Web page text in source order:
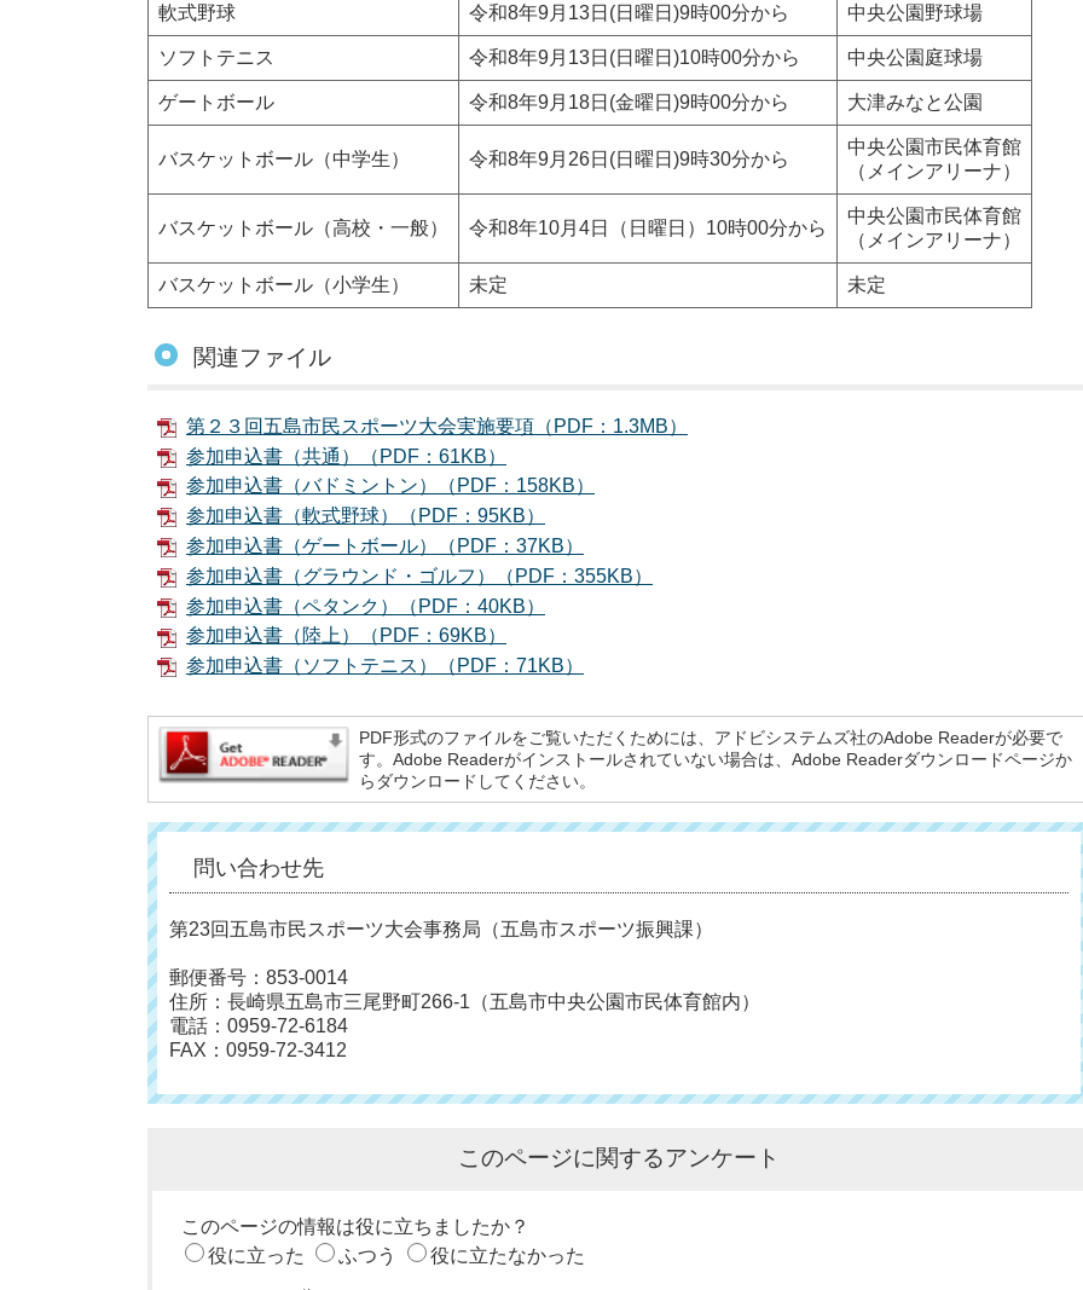
軟式野球 令和8年9月13日(日曜日)9時00分から 中央公園野球場
ソフトテニス 令和8年9月13日(日曜日)10時00分から 中央公園庭球場
ゲートボール 令和8年9月18日(金曜日)9時00分から 大津みなと公園
バスケットボール（中学生） 令和8年9月26日(日曜日)9時30分から
中央公園市民体育館
（メインアリーナ）
バスケットボール（高校・一般） 令和8年10月4日（日曜日）10時00分から
中央公園市民体育館
（メインアリーナ）
バスケットボール（小学生） 未定 未定
関連ファイル
第２３回五島市民スポーツ大会実施要項（PDF：1.3MB）
参加申込書（共通）（PDF：61KB）
参加申込書（バドミントン）（PDF：158KB）
参加申込書（軟式野球）（PDF：95KB）
参加申込書（ゲートボール）（PDF：37KB）
参加申込書（グラウンド・ゴルフ）（PDF：355KB）
参加申込書（ペタンク）（PDF：40KB）
参加申込書（陸上）（PDF：69KB）
参加申込書（ソフトテニス）（PDF：71KB）
PDF形式のファイルをご覧いただくためには、アドビシステムズ社のAdobe Readerが必要で
す。Adobe Readerがインストールされていない場合は、Adobe Readerダウンロードページか
らダウンロードしてください。
問い合わせ先
第23回五島市民スポーツ大会事務局（五島市スポーツ振興課）
郵便番号：853-0014
住所：長崎県五島市三尾野町266-1（五島市中央公園市民体育館内）
電話：0959-72-6184
FAX：0959-72-3412
このページに関するアンケート
このページの情報は役に立ちましたか？
役に立った
ふつう 役に立たなかった